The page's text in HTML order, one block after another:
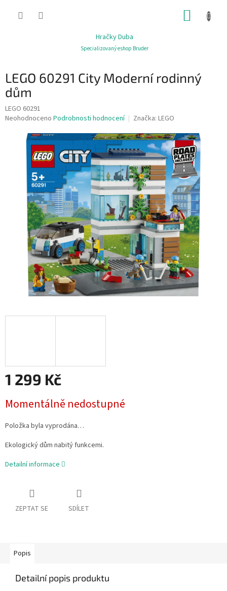
Hračky Duba
Specializovaný eshop Bruder
LEGO 60291 City Moderní rodinný
dům
LEGO 60291
Průměrné
produktu
hvězdiček.
Neohodnoceno Podrobnosti hodnocení Značka: LEGO
1 299 Kč
cena:
Momentálně nedostupné
Položka byla vyprodána…
Ekologický dům nabitý funkcemi.
Detailní informace
ZEPTAT SE SDÍLET
Popis
Detailní popis produktu